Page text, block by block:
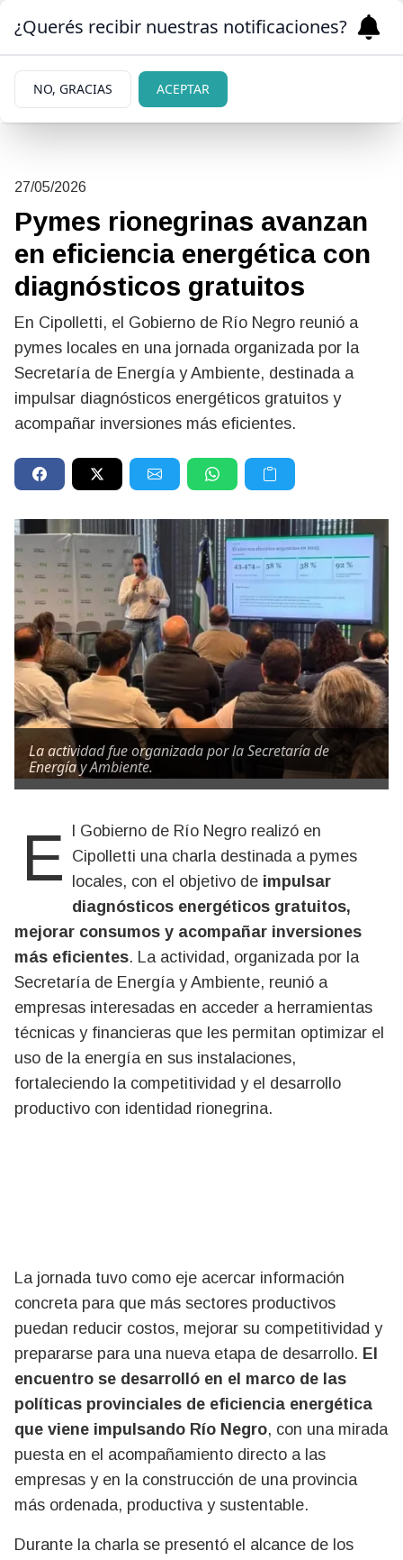
27/05/2026
Pymes rionegrinas avanzan
en eficiencia energética con
diagnósticos gratuitos
En Cipolletti, el Gobierno de Río Negro reunió a
pymes locales en una jornada organizada por la
Secretaría de Energía y Ambiente, destinada a
impulsar diagnósticos energéticos gratuitos y
acompañar inversiones más eficientes.
La actividad fue organizada por la Secretaría de
Energía y Ambiente.
El Gobierno de Río Negro realizó en Cipolletti una charla destinada a pymes
locales, con el objetivo de impulsar
diagnósticos energéticos gratuitos,
mejorar consumos y acompañar inversiones
más eficientes. La actividad, organizada por la
Secretaría de Energía y Ambiente, reunió a
empresas interesadas en acceder a herramientas
técnicas y financieras que les permitan optimizar el
uso de la energía en sus instalaciones,
fortaleciendo la competitividad y el desarrollo
productivo con identidad rionegrina.
La jornada tuvo como eje acercar información
concreta para que más sectores productivos
puedan reducir costos, mejorar su competitividad y
prepararse para una nueva etapa de desarrollo. El
encuentro se desarrolló en el marco de las
políticas provinciales de eficiencia energética
que viene impulsando Río Negro, con una mirada
puesta en el acompañamiento directo a las
empresas y en la construcción de una provincia
más ordenada, productiva y sustentable.
Durante la charla se presentó el alcance de los
¿Querés recibir nuestras notificaciones?
NO, GRACIAS ACEPTAR